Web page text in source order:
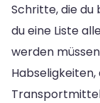
Schritte, die
du eine Liste
werden